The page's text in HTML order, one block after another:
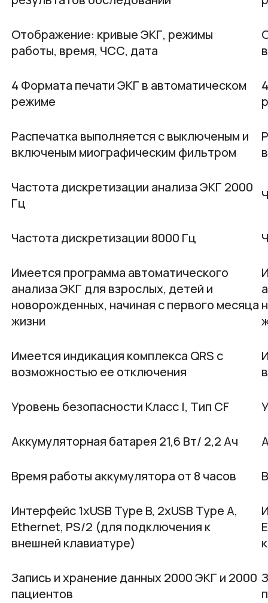
Отображение: кривые ЭКГ, режимы
работы, время, ЧСС, дата
4 Формата печати ЭКГ в автоматическом
режиме
Распечатка выполняется с выключеным и
включеным миографическим фильтром
Частота дискретизации анализа ЭКГ 2000
Гц
Частота дискретизации 8000 Гц
Имеется программа автоматического
анализа ЭКГ для взрослых, детей и
новорожденных, начиная с первого месяца
жизни
Имеется индикация комплекса QRS с
возможностью ее отключения
Уровень безопасности Класс I, Тип CF
Аккумуляторная батарея 21,6 Вт/ 2,2 Ач
Время работы аккумулятора от 8 часов
Интерфейс 1хUSB Type B, 2хUSB Type A,
Ethernet, PS/2 (для подключения к
внешней клавиатуре)
Запись и хранение данных 2000 ЭКГ и 2000
пациентов